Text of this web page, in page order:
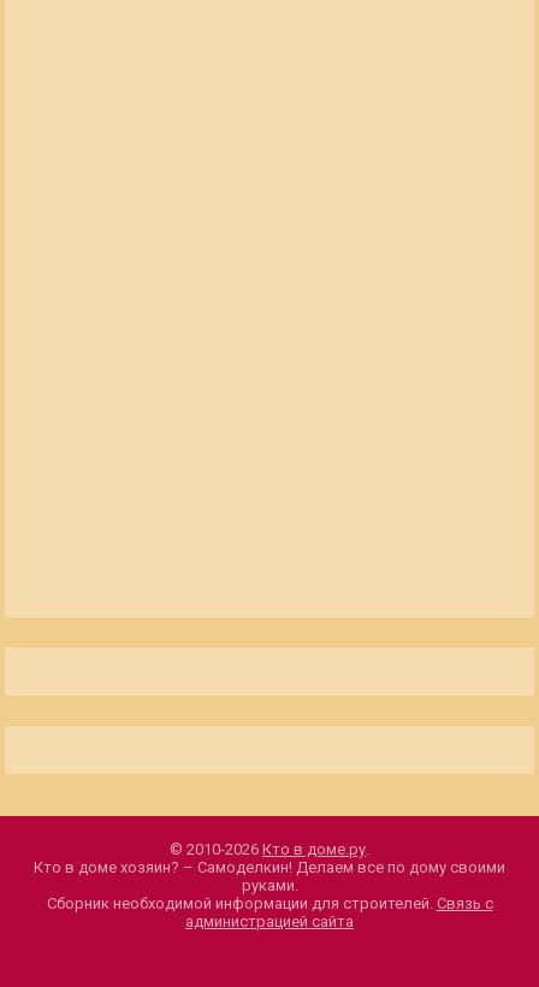
© 2010-2026 Кто в доме.ру.
Кто в доме хозяин? – Самоделкин! Делаем все по дому своими
руками.
Сборник необходимой информации для строителей. Связь с
администрацией сайта